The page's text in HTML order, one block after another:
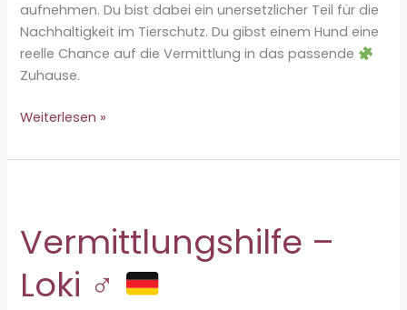
aufnehmen. Du bist dabei ein unersetzlicher Teil für die
Nachhaltigkeit im Tierschutz. Du gibst einem Hund eine
reelle Chance auf die Vermittlung in das passende
Zuhause.
Werde
Weiterlesen »
Vermittlungshilfe –
Loki ♂